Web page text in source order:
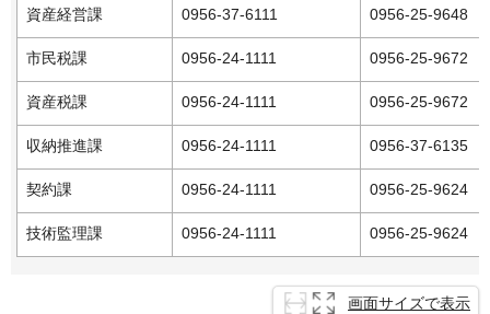
資産経営課 0956-37-6111 0956-25-9648
市民税課 0956-24-1111 0956-25-9672
資産税課 0956-24-1111 0956-25-9672
収納推進課 0956-24-1111 0956-37-6135
契約課 0956-24-1111 0956-25-9624
技術監理課 0956-24-1111 0956-25-9624
画面サイズで表示